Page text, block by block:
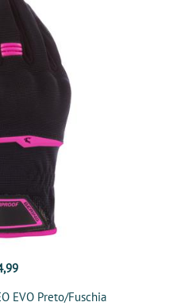
EVO Preto/Fuschia